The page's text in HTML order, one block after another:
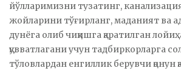
йўлларимизни тузатинг,
жойларини тўғирланг, маданият ва
дунёга олиб чиқишга қаратилган
қувватлагани учун тадбиркорларга
тўловлардан енгиллик берувчи қонун